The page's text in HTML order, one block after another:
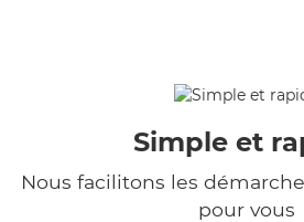
Simple et
Nous facilitons les
pour vous